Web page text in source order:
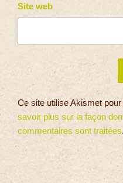
Site web
Ce site utilise Akismet
savoir plus sur la façon
commentaires sont traitées.